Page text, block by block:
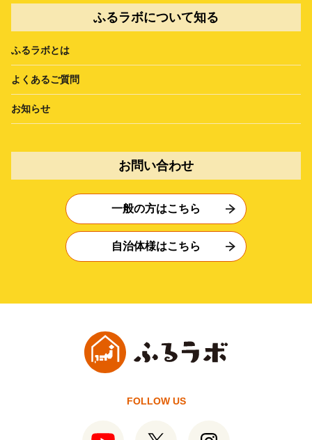
ふるラボについて知る
ふるラボとは
よくあるご質問
お知らせ
お問い合わせ
一般の方はこちら
自治体様はこちら
FOLLOW US